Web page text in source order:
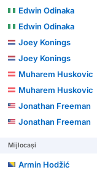
Edwin Odinaka
Edwin Odinaka
Joey Konings
Joey Konings
Muharem Huskovic
Muharem Huskovic
Jonathan Freeman
Jonathan Freeman
Mijlocași
Armin Hodžić